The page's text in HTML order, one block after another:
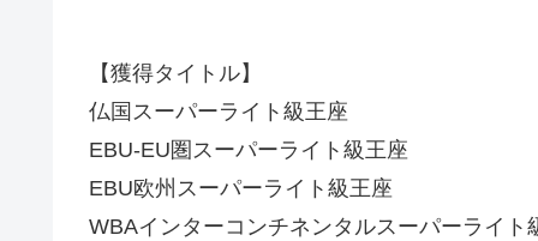
【獲得タイトル】
仏国スーパーライト級王座
EBU-EU圏スーパーライト級王座
EBU欧州スーパーライト級王座
WBAインターコンチネンタルスーパーライト